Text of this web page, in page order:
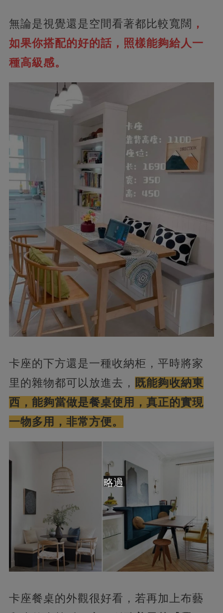
無論是視覺還是空間看著都比較寬闊 ，
如果你搭配的好的話，照樣能夠給人一
種高級感。
卡座的下方還是一種收納柜，平時將家
里的雜物都可以放進去， 既能夠收納東
西，能夠當做是餐桌使用，真正的實現
一物多用，非常方便。
卡座餐桌的外觀很好看，若再加上布藝
略過